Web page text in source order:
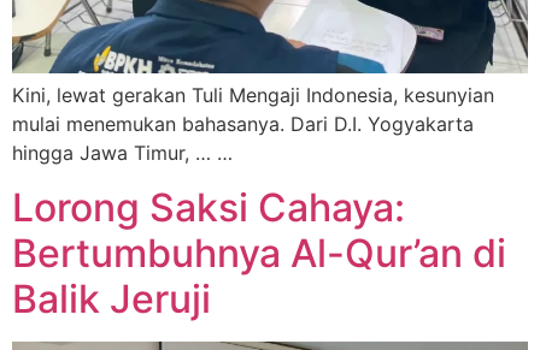
Kini, lewat gerakan Tuli Mengaji Indonesia, kesunyian
mulai menemukan bahasanya. Dari D.I. Yogyakarta
hingga Jawa Timur, … …
Lorong Saksi Cahaya:
Bertumbuhnya Al-Qur’an di
Balik Jeruji